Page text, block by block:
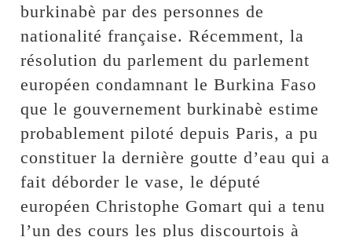
burkinabè par des personnes de
nationalité française. Récemment, la
résolution du parlement du parlement
européen condamnant le Burkina Faso
que le gouvernement burkinabè estime
probablement piloté depuis Paris, a pu
constituer la dernière goutte d’eau qui a
fait déborder le vase, le député
européen Christophe Gomart qui a tenu
l’un des cours les plus discourtois à